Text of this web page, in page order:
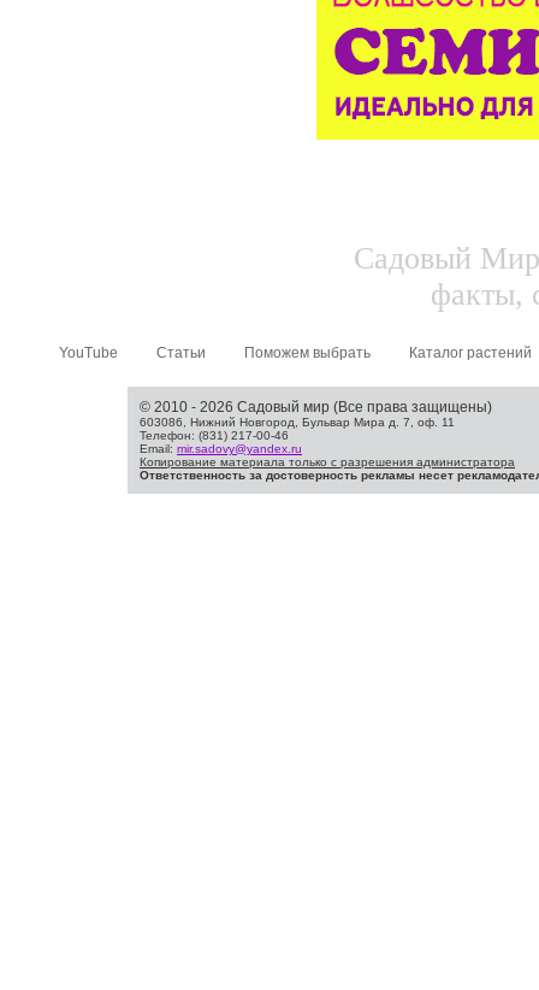
Садовый
факты,
YouTube Статьи Поможем выбрать Каталог растений
© 2010 - 2026 Садовый мир (Все права защищены)
603086, Нижний Новгород, Бульвар Мира д. 7, оф. 11
Телефон: (831) 217-00-46
Email: mir.sadovy@yandex.ru
Копирование материала только с разрешения администратора
Ответственность за достоверность рекламы несет